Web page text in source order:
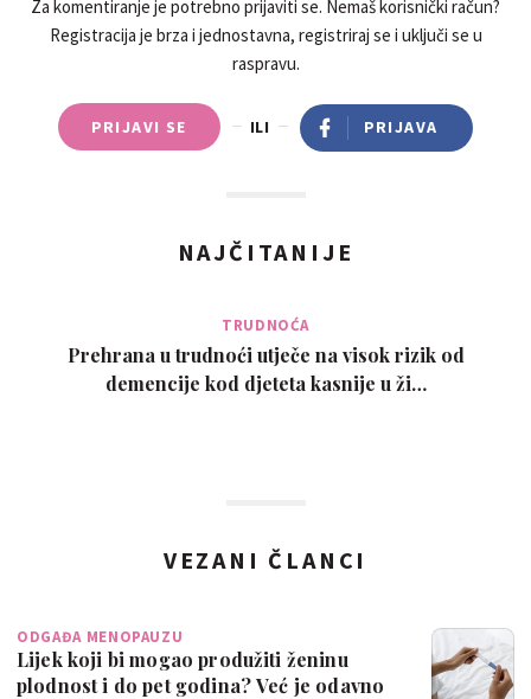
Za komentiranje je potrebno prijaviti se. Nemaš korisnički račun?
Registracija je brza i jednostavna, registriraj se i uključi se u
raspravu.
PRIJAVI SE ILI PRIJAVA
NAJČITANIJE
TRUDNOĆA
Prehrana u trudnoći utječe na visok rizik od
demencije kod djeteta kasnije u ži…
VEZANI ČLANCI
ODGAĐA MENOPAUZU
Lijek koji bi mogao produžiti ženinu
plodnost i do pet godina? Već je odavno